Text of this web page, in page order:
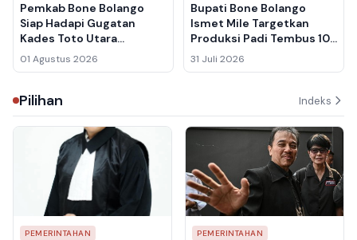
Pemkab Bone Bolango
Siap Hadapi Gugatan
Kades Toto Utara
Nonaktif, Status Tanah
Jadi Sorotan
01 Agustus 2026
Bupati Bone Bolango
Ismet Mile Targetkan
Produksi Padi Tembus 10
Ton per Hektare, Ini
Strateginya
31 Juli 2026
Pilihan Indeks
PEMERINTAHAN PEMERINTAHAN